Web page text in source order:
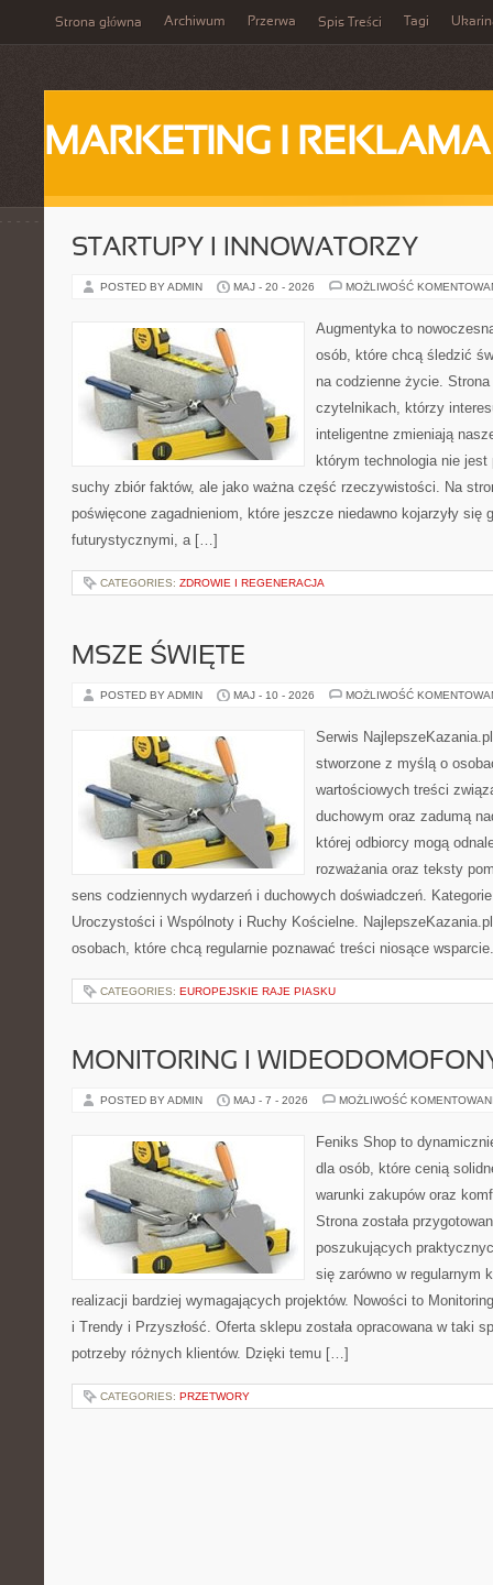
Strona główna Archiwum Przerwa Spis Treści Tagi
MARKETING I REKLAMA
STARTUPY I INNOWATORZY
POSTED BY ADMIN MAJ - 20 - 2026 MOŻLIWOŚĆ
Augmentyka to
osób, które chcą śledzić
na codzienne życie.
czytelnikach, którzy
inteligentne zmieniają
którym technologia nie
suchy zbiór faktów, ale jako ważna część rzeczywistości. Na
poświęcone zagadnieniom, które jeszcze niedawno kojarzyły się
futurystycznymi, a […]
CATEGORIES: ZDROWIE I REGENERACJA
MSZE ŚWIĘTE
POSTED BY ADMIN MAJ - 10 - 2026 MOŻLIWOŚĆ
Serwis
stworzone z myślą o
wartościowych treści
duchowym oraz zadumą
której odbiorcy mogą
rozważania oraz teksty
sens codziennych wydarzeń i duchowych doświadczeń.
Uroczystości i Wspólnoty i Ruchy Kościelne.
osobach, które chcą regularnie poznawać treści niosące
CATEGORIES: EUROPEJSKIE RAJE PIASKU
MONITORING I
POSTED BY ADMIN MAJ - 7 - 2026 MOŻLIWOŚĆ
Feniks Shop to
dla osób, które cenią
warunki zakupów oraz
Strona została
poszukujących
się zarówno w regularnym
realizacji bardziej wymagających projektów. Nowości to
i Trendy i Przyszłość. Oferta sklepu została opracowana w taki
potrzeby różnych klientów. Dzięki temu […]
CATEGORIES: PRZETWORY